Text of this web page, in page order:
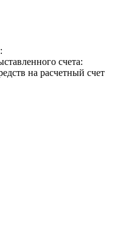
счета:
на расчетный счет